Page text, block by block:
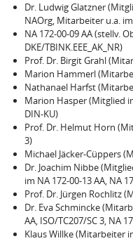
Dr. Ludwig Glatzner
NAOrg, Mitarbeiter u.a. im
NA 172-00-09 AA (stellv.
DKE/TBINK.EEE_AK_NR)
Prof. Dr. Birgit Grahl
Marion Hammerl
Nathanael Harfst
Marion Hasper (Mitglied
DIN-KU)
Prof. Dr. Helmut Horn
3)
Michael Jäcker-Cüppers
Dr. Joachim Nibbe
im NA 172-00-13 AA, NA
Prof. Dr. Jürgen Rochlitz
Dr. Eva Schmincke
AA, ISO/TC207/SC 3, NA
Klaus Willke (Mitarbeiter